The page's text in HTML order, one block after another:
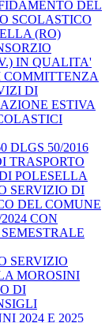
DEL
SCOLASTICO
(RO)
IN QUALITA'
DI
ESTIVA
DLGS 50/2016
TRASPORTO
POLESELLA
SERVIZIO DI
DEL COMUNE
CON
SERVIZIO
MOROSINI
DI
2024 E 2025